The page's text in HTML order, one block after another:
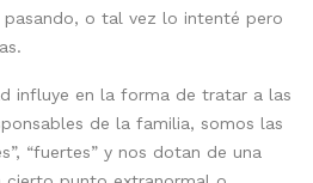
o tal vez lo intenté pero
influye en la forma de tratar a las
de la familia, somos las
“fuertes” y nos dotan de una